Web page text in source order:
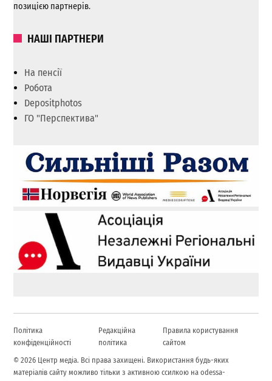
позицією партнерів.
НАШІ ПАРТНЕРИ
На пенсії
Робота
Depositphotos
ГО "Перспектива"
Політика
конфіденційності
Редакційна
політика
Правила користування
сайтом
© 2026 Центр медіа. Всі права захищені. Використання будь-яких
матеріалів сайту можливо тільки з активною ссилкою на odessa-